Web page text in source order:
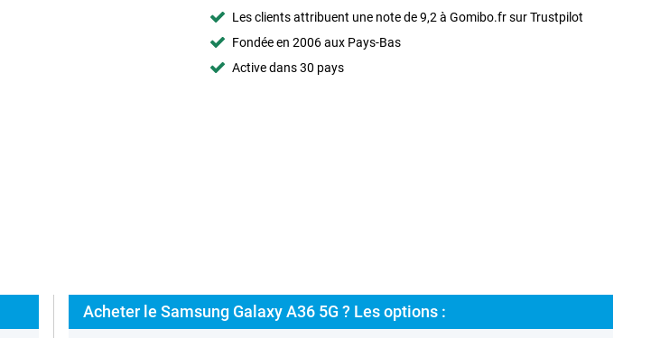
Les clients attribuent une note de 9,2 à Gomibo.fr sur Trustpilot
Fondée en 2006 aux Pays-Bas
Active dans 30 pays
Acheter le Samsung Galaxy A36 5G ? Les options :